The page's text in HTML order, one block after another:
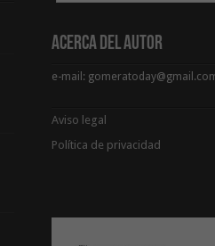
Acerca del Autor
e-mail:
Aviso legal
Política de privacidad